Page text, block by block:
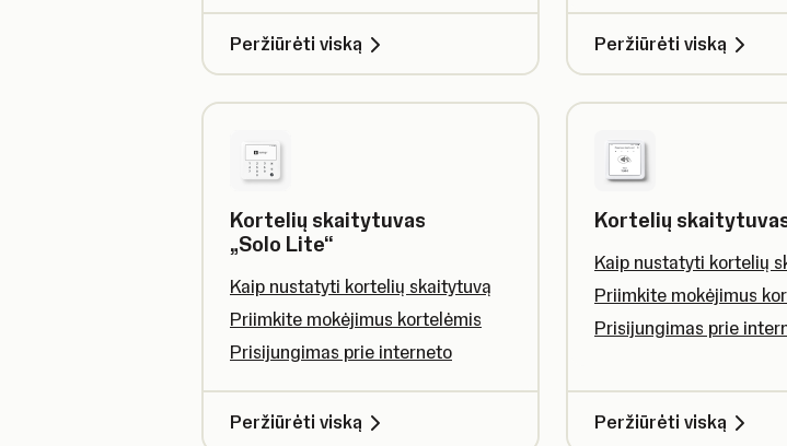
Peržiūrėti viską Peržiūrėti viską
Kortelių skaitytuvas
„Solo Lite“
Kaip nustatyti kortelių skaitytuvą
Priimkite mokėjimus kortelėmis
Prisijungimas prie interneto
Peržiūrėti viską
Kortelių skaitytuvas
Kaip nustatyti kortelių
Priimkite mokėjimus
Prisijungimas prie
Peržiūrėti viską